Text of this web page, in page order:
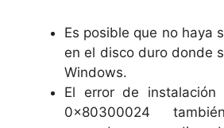
Es posible que no haya
en el disco duro donde
Windows.
El error de instalación
0x80300024